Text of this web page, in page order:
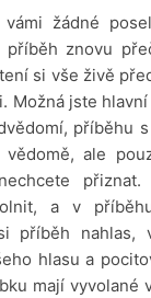
žádné
příběh znovu
si vše živě
Možná jste
příběhu
ale
a v
příběh nahlas,
hlasu a
mají vyvolané